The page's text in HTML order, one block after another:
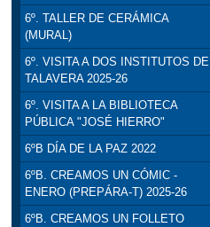
6º. TALLER DE CERÁMICA
(MURAL)
6º. VISITA A DOS INSTITUTOS DE
TALAVERA 2025-26
6º. VISITA A LA BIBLIOTECA
PÚBLICA "JOSÉ HIERRO"
6ºB DÍA DE LA PAZ 2022
6ºB. CREAMOS UN CÓMIC -
ENERO (PREPÁRA-T) 2025-26
6ºB. CREAMOS UN FOLLETO